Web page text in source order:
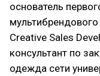
основатель
Creative Sales
консультант по
одежда сети